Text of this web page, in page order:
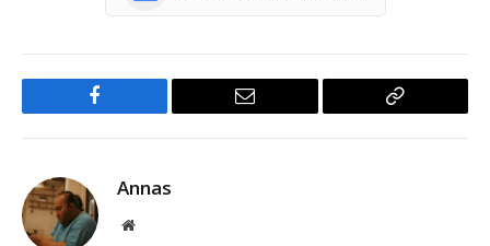
Facebook Email
Copy
Annas
Website